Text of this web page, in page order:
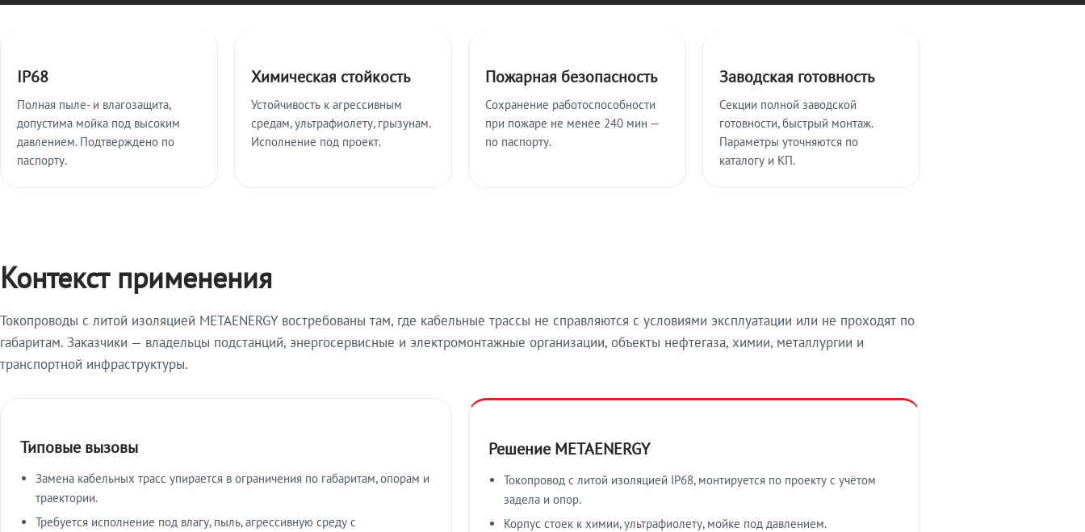
IP68
Полная пыле- и влагозащита,
допустима мойка под высоким
давлением. Подтверждено по
паспорту.
Химическая стойкость
Устойчивость к агрессивным
средам, ультрафиолету, грызунам.
Исполнение под проект.
Пожарная безопасность
Сохранение работоспособности
при пожаре не менее 240 мин —
по паспорту.
Заводская готовность
Секции полной заводской
готовности, быстрый монтаж.
Параметры уточняются по
каталогу и КП.
Контекст применения
Токопроводы с литой изоляцией METAENERGY востребованы там, где кабельные трассы не справляются с условиями эксплуатации или не проходят по
габаритам. Заказчики — владельцы подстанций, энергосервисные и электромонтажные организации, объекты нефтегаза, химии, металлургии и
транспортной инфраструктуры.
Типовые вызовы
Замена кабельных трасс упирается в ограничения по габаритам, опорам и
траектории.
Требуется исполнение под влагу, пыль, агрессивную среду с
Решение METAENERGY
Токопровод с литой изоляцией IP68, монтируется по проекту с учётом
задела и опор.
Корпус стоек к химии, ультрафиолету, мойке под давлением.